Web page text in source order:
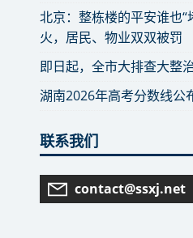
北京：整栋楼的平安谁也“
火，居民、物业双双被罚
即日起，全市大排查大整治
湖南2026年高考分数线公
联系我们
contact@ssxj.net